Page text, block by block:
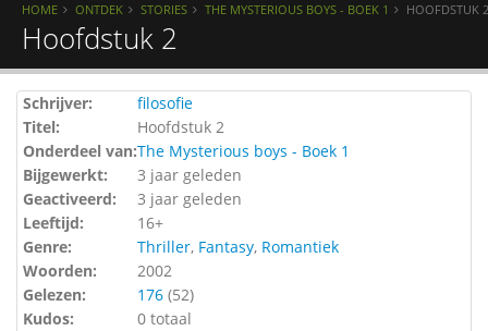
HOME ONTDEK STORIES THE MYSTERIOUS BOYS - BOEK 1 HOOFDSTUK 2
Hoofdstuk 2
Schrijver:
filosofie
Titel:
Hoofdstuk 2
Onderdeel van:The Mysterious boys - Boek 1
Bijgewerkt:
3 jaar geleden
Geactiveerd:
3 jaar geleden
Leeftijd:
16+
Genre:
Thriller, Fantasy, Romantiek
Woorden:
2002
Gelezen:
176 (52)
Kudos:
0 totaal